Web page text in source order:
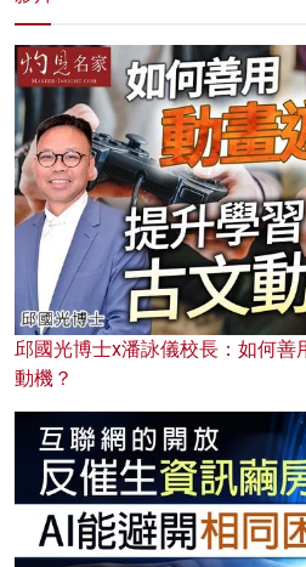
邱國光博士x潘詠儀校長：如何善
動機？